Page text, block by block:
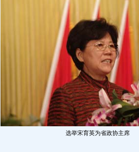
选举宋育英为省政协主席